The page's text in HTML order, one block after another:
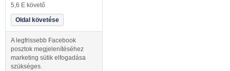
5,6 E követő
Oldal követése
A legfrissebb Facebook
posztok megjelenítéséhez
marketing sütik elfogadása
szükséges.